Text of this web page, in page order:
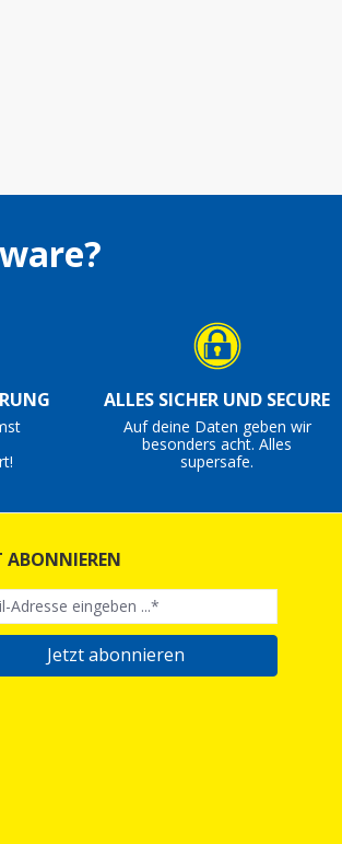
ALLES SICHER UND SECURE
Auf deine Daten geben wir
besonders acht. Alles
supersafe.
ABONNIEREN
Jetzt abonnieren